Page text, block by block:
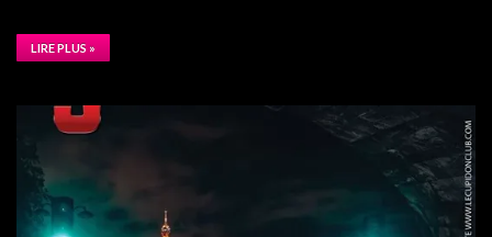
LIRE PLUS »